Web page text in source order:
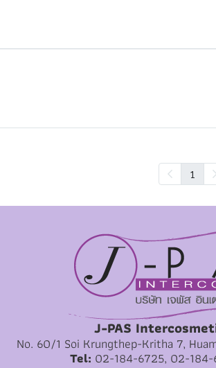
1
J-PAS
No. 60/1 Soi Krungthep-Kritha 7,
Tel: 02-184-6725, 02-